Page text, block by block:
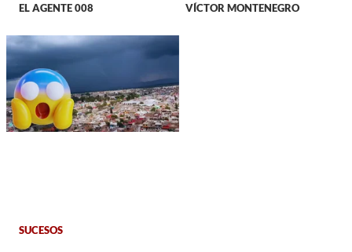
EL AGENTE 008 VÍCTOR MONTENEGRO
SUCESOS